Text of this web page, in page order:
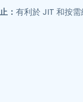
： 有利於 JIT 和按